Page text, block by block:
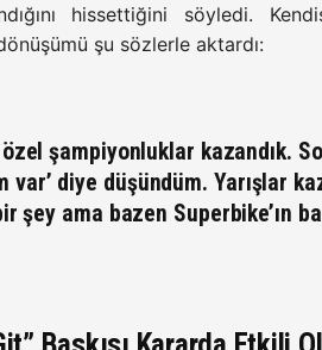
hissettiğini söyledi.
şu sözlerle aktardı:
şampiyonluklar kazandık.
var’ diye düşündüm. Yarışlar
şey ama bazen Superbike’ın